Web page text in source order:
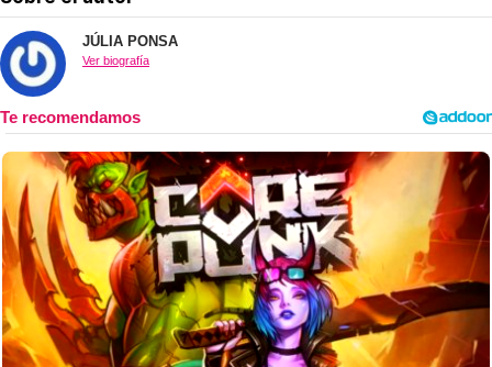
JÚLIA PONSA
Ver biografía